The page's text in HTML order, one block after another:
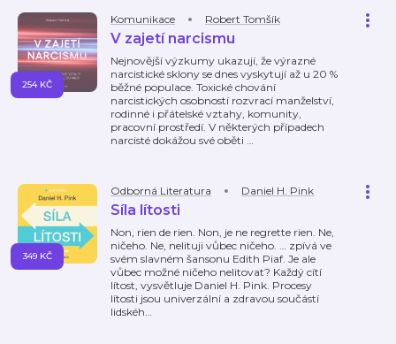
Komunikace Robert Tomšík
V zajetí narcismu
Nejnovější výzkumy ukazují, že výrazné
narcistické sklony se dnes vyskytují až u 20 %
běžné populace. Toxické chování
narcistických osobností rozvrací manželství,
rodinné i přátelské vztahy, komunity,
pracovní prostředí. V některých případech
narcisté dokážou své oběti …
254 KČ
Odborná Literatura Daniel H. Pink
Síla lítosti
Non, rien de rien. Non, je ne regrette rien. Ne,
ničeho. Ne, nelituji vůbec ničeho. … zpívá ve
svém slavném šansonu Edith Piaf. Je ale
vůbec možné ničeho nelitovat? Každý cítí
lítost, vysvětluje Daniel H. Pink. Procesy
lítosti jsou univerzální a zdravou součástí
lidskéh…
349 KČ